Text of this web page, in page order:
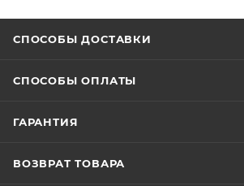
СПОСОБЫ ДОСТАВКИ
СПОСОБЫ ОПЛАТЫ
ГАРАНТИЯ
ВОЗВРАТ ТОВАРА